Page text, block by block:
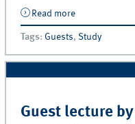
Read moreabout
President
Solutions)
Tags: Guests, Study
Guest lecture